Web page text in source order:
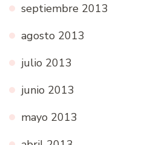
septiembre 2013
agosto 2013
julio 2013
junio 2013
mayo 2013